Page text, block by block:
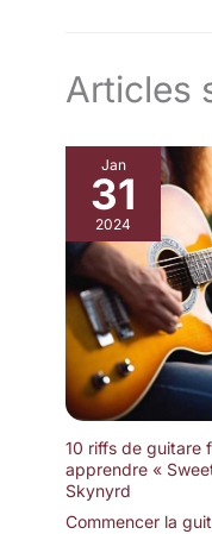
Articles
Jan
31
2024
10 riffs de guitare
apprendre «
Skynyrd
Commencer la